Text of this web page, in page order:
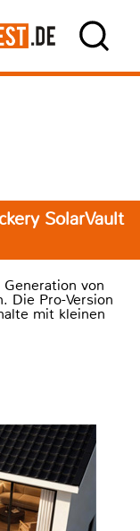
SolarVault
von
Die Pro-Version
mit kleinen